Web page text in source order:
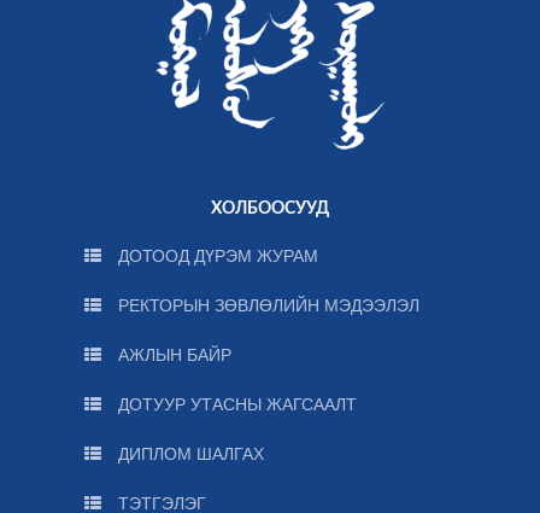
ХОЛБООСУУД
ДОТООД ДҮРЭМ ЖУРАМ
РЕКТОРЫН ЗӨВЛӨЛИЙН МЭДЭЭЛЭЛ
АЖЛЫН БАЙР
ДОТУУР УТАСНЫ ЖАГСААЛТ
ДИПЛОМ ШАЛГАХ
ТЭТГЭЛЭГ